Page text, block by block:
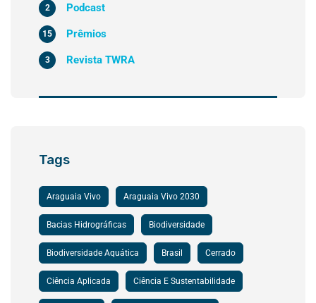
Podcast
2
Prêmios
15
Revista TWRA
3
Tags
Araguaia Vivo Araguaia Vivo 2030
Bacias Hidrográficas Biodiversidade
Biodiversidade Aquática Brasil Cerrado
Ciência Aplicada Ciência E Sustentabilidade